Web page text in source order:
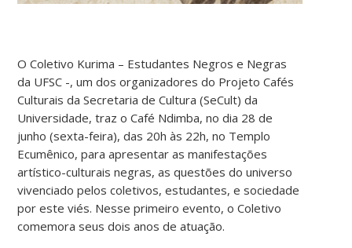
O Coletivo Kurima – Estudantes Negros e Negras
da UFSC -, um dos organizadores do Projeto Cafés
Culturais da Secretaria de Cultura (SeCult) da
Universidade, traz o Café Ndimba, no dia 28 de
junho (sexta-feira), das 20h às 22h, no Templo
Ecumênico, para apresentar as manifestações
artístico-culturais negras, as questões do universo
vivenciado pelos coletivos, estudantes, e sociedade
por este viés. Nesse primeiro evento, o Coletivo
comemora seus dois anos de atuação.